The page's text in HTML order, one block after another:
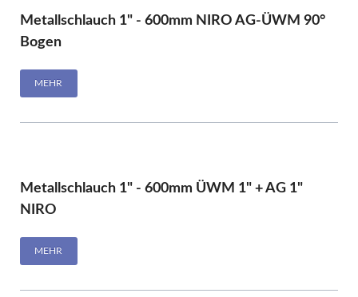
Metallschlauch 1" - 600mm NIRO AG-ÜWM 90°
Bogen
MEHR
Metallschlauch 1" - 600mm ÜWM 1" + AG 1"
NIRO
MEHR